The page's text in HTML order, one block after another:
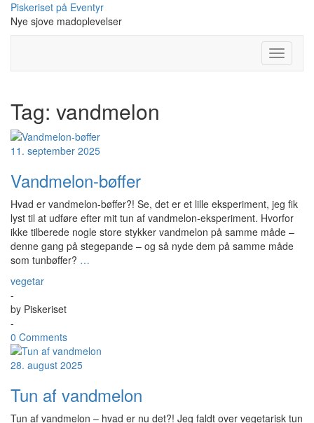
Skip
content
Piskeriset på Eventyr
Nye sjove madoplevelser
Toggle
Tag: vandmelon
11. september 2025
Vandmelon-bøffer
Hvad er vandmelon-bøffer?! Se, det er et lille eksperiment, jeg fik
lyst til at udføre efter mit tun af vandmelon-eksperiment. Hvorfor
ikke tilberede nogle store stykker vandmelon på samme måde –
denne gang på stegepande – og så nyde dem på samme måde
som tunbøffer? …
vegetar
-
by Piskeriset
-
0 Comments
28. august 2025
Tun af vandmelon
Tun af vandmelon – hvad er nu det?! Jeg faldt over vegetarisk tun